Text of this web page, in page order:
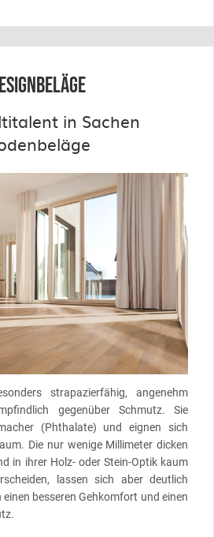
in Sachen
strapazierfähig, angenehm
gegenüber Schmutz. Sie
(Phthalate) und eignen sich
Die nur wenige Millimeter dicken
in ihrer Holz- oder Stein-Optik kaum
lassen sich aber deutlich
einen besseren Gehkomfort und einen